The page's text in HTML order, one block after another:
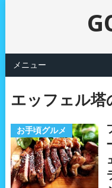
メニュー
エッフェル塔
お手頃グルメ